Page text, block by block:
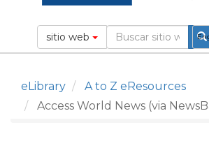
sitio web
eLibrary
A to Z eResources
Access World News (via